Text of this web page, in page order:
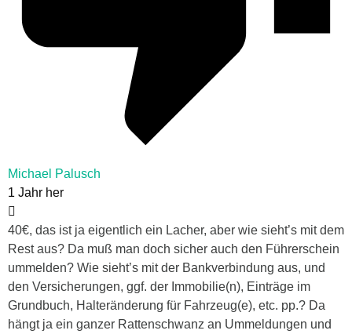
Michael Palusch
1 Jahr her
40€, das ist ja eigentlich ein Lacher, aber wie sieht’s mit dem
Rest aus? Da muß man doch sicher auch den Führerschein
ummelden? Wie sieht’s mit der Bankverbindung aus, und
den Versicherungen, ggf. der Immobilie(n), Einträge im
Grundbuch, Halteränderung für Fahrzeug(e), etc. pp.? Da
hängt ja ein ganzer Rattenschwanz an Ummeldungen und